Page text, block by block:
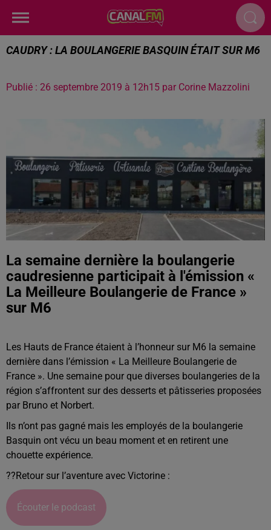
CAUDRY : LA BOULANGERIE BASQUIN ÉTAIT SUR M6
Publié : 26 septembre 2019 à 12h15 par Corine Mazzolini
La semaine dernière la boulangerie
caudresienne participait à l'émission «
La Meilleure Boulangerie de France »
sur M6
Les Hauts de France étaient à l’honneur sur M6 la semaine
dernière dans l’émission « La Meilleure Boulangerie de
France ». Une semaine pour que diverses boulangeries de la
région s’affrontent sur des desserts et pâtisseries proposées
par Bruno et Norbert.
Ils n’ont pas gagné mais les employés de la boulangerie
Basquin ont vécu un beau moment et en retirent une
chouette expérience.
??Retour sur l’aventure avec Victorine :
Écouter le podcast